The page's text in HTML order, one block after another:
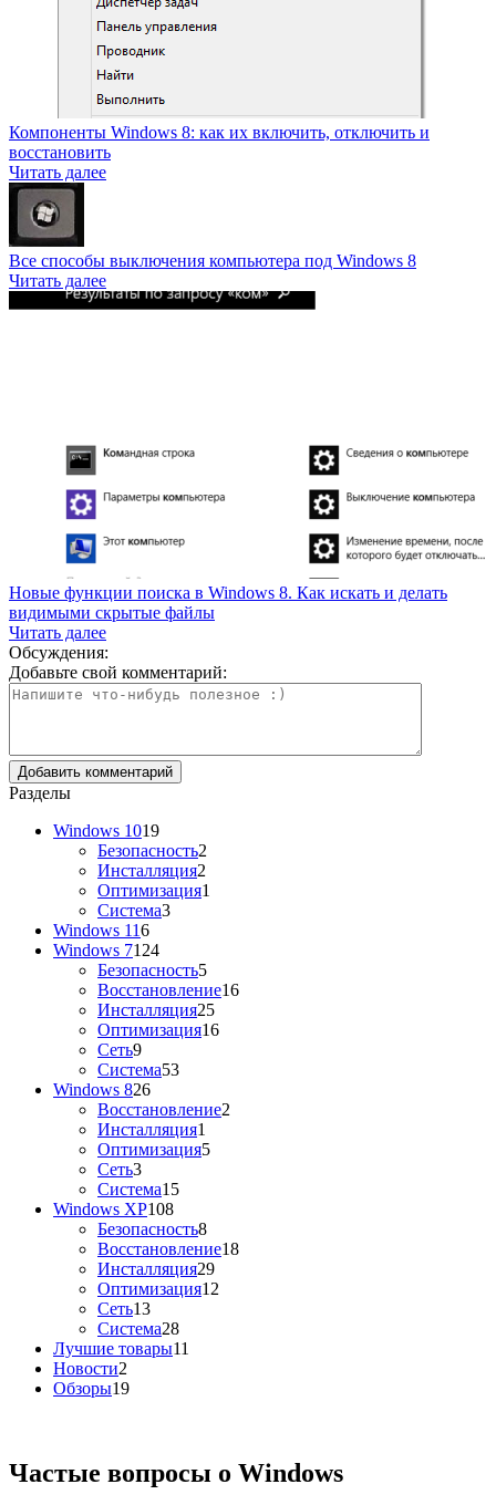
Компоненты Windows 8: как их включить, отключить и
восстановить
Читать далее
Все способы выключения компьютера под Windows 8
Читать далее
Новые функции поиска в Windows 8. Как искать и делать
видимыми скрытые файлы
Читать далее
Обсуждения:
Добавьте свой комментарий:
Разделы
Windows 1019
Безопасность2
Инсталляция2
Оптимизация1
Система3
Windows 116
Windows 7124
Безопасность5
Восстановление16
Инсталляция25
Оптимизация16
Сеть9
Система53
Windows 826
Восстановление2
Инсталляция1
Оптимизация5
Сеть3
Система15
Windows XP108
Безопасность8
Восстановление18
Инсталляция29
Оптимизация12
Сеть13
Система28
Лучшие товары11
Новости2
Обзоры19
Частые вопросы о Windows